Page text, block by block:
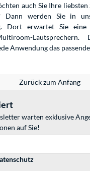
auch Sie Ihre liebsten
Dann werden Sie in
Dort erwartet Sie eine
Anwendung das
Zurück zum Anfang
warten exklusive
auf Sie!